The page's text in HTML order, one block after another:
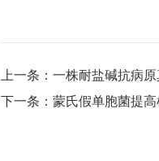
上一条： 一株耐盐碱抗病
下一条： 蒙氏假单胞菌提